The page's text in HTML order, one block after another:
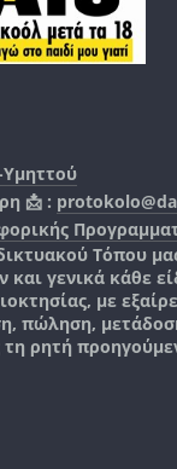
📩 :
Τόπου
γενικά κάθε
με
πώληση,
ρητή